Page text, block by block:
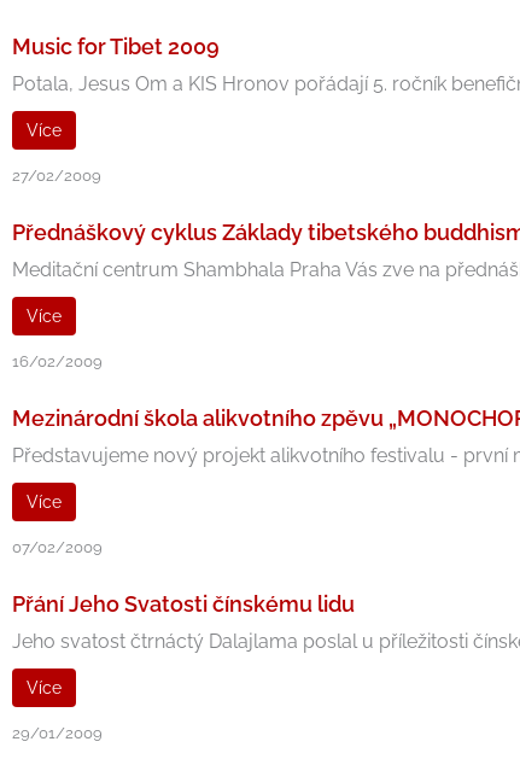
Music for Tibet 2009
Potala, Jesus Om a KIS Hronov pořádají 5. ročník
Více
27/02/2009
Přednáškový cyklus Základy tibetského
Meditační centrum Shambhala Praha Vás zve na
Více
16/02/2009
Mezinárodní škola alikvotního zpěvu
Představujeme nový projekt alikvotního festivalu - první
Více
07/02/2009
Přání Jeho Svatosti čínskému lidu
Jeho svatost čtrnáctý Dalajlama poslal u příležitosti
Více
29/01/2009